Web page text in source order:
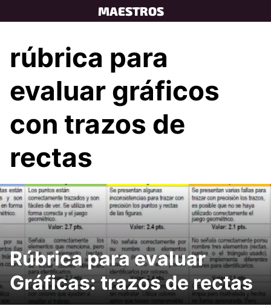
to
MAESTROS
rúbrica para
evaluar gráficos
con trazos de
rectas
Rúbrica para evaluar
Gráficas: trazos de rectas